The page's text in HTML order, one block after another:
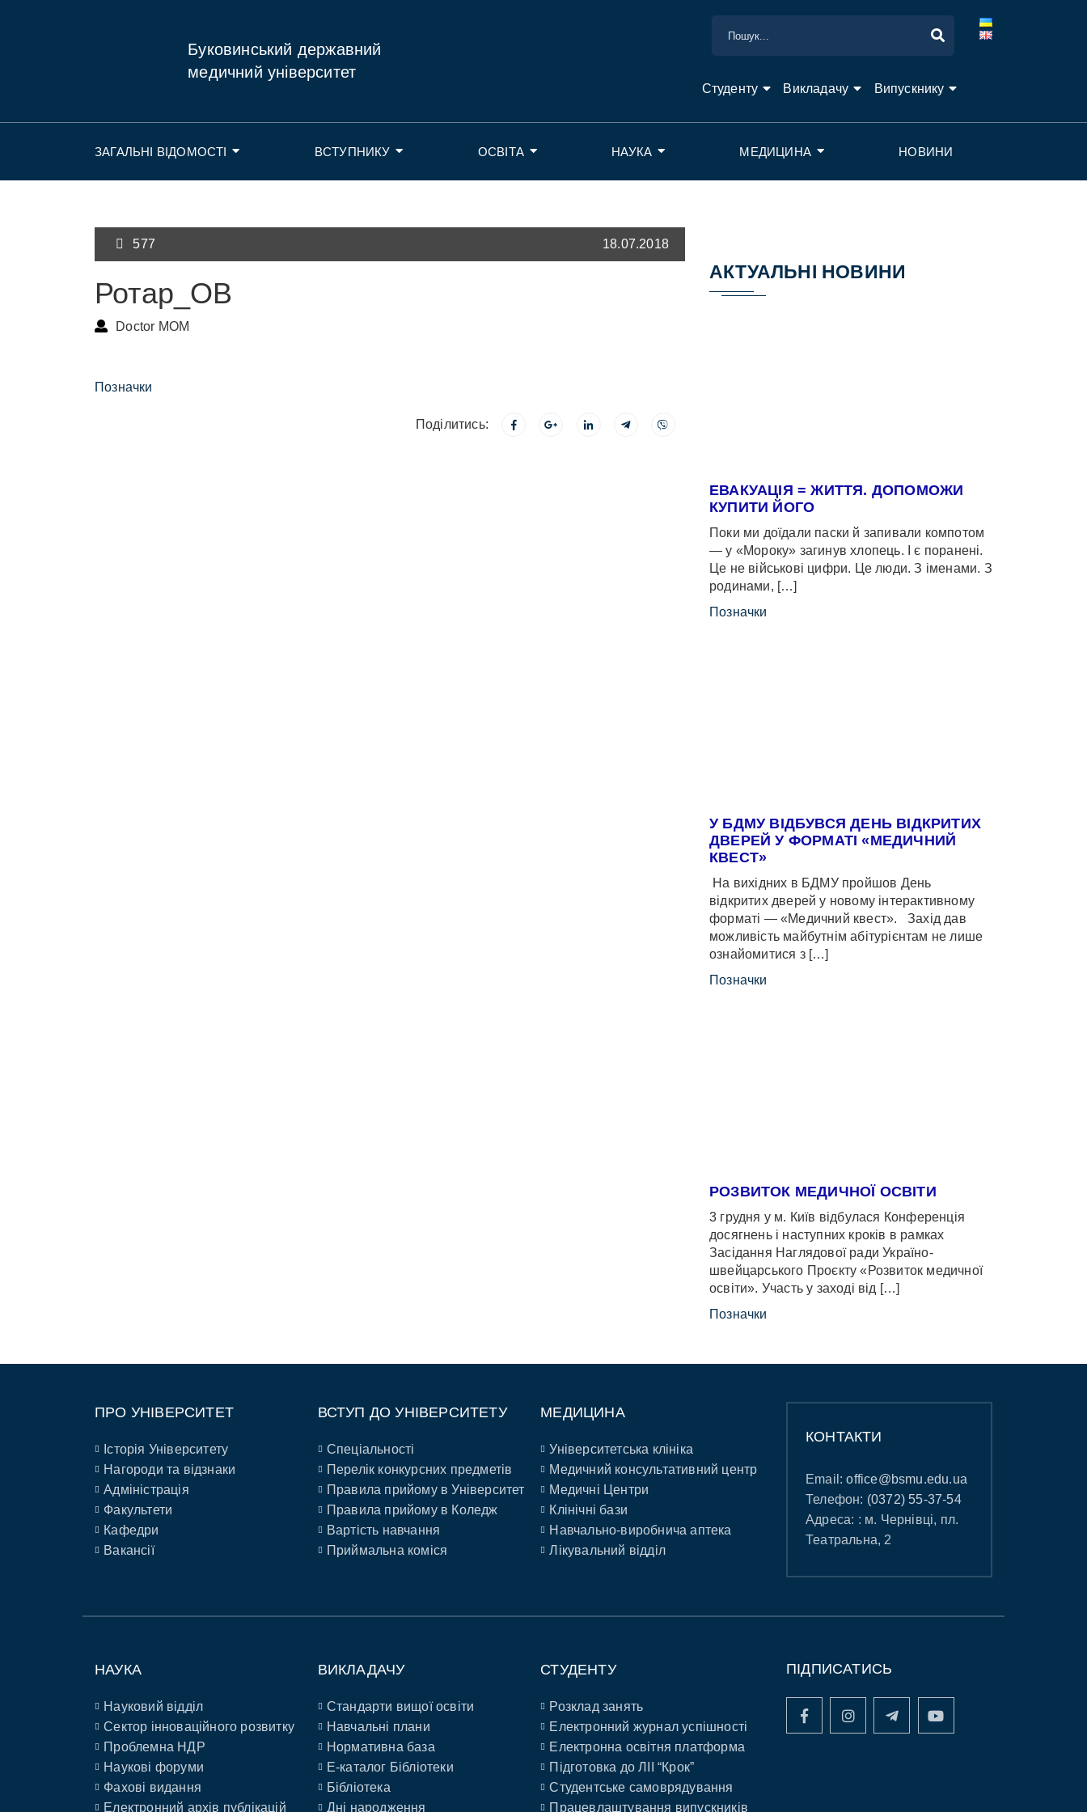
Буковинський державний
медичний університет
Студенту Викладачу Випускнику
ЗАГАЛЬНІ ВІДОМОСТІ ВСТУПНИКУ ОСВІТА НАУКА МЕДИЦИНА НОВИНИ
577 18.07.2018
Ротар_ОВ
Doctor MOM
Позначки
Поділитись:
АКТУАЛЬНІ НОВИНИ
ЕВАКУАЦІЯ = ЖИТТЯ. ДОПОМОЖИ
КУПИТИ ЙОГО
Поки ми доїдали паски й запивали компотом
— у «Мороку» загинув хлопець. І є поранені.
Це не військові цифри. Це люди. З іменами. З
родинами, […]
Позначки
У БДМУ ВІДБУВСЯ ДЕНЬ ВІДКРИТИХ
ДВЕРЕЙ У ФОРМАТІ «МЕДИЧНИЙ
КВЕСТ»
На вихідних в БДМУ пройшов День
відкритих дверей у новому інтерактивному
форматі — «Медичний квест». Захід дав
можливість майбутнім абітурієнтам не лише
ознайомитися з […]
Позначки
РОЗВИТОК МЕДИЧНОЇ ОСВІТИ
3 грудня у м. Київ відбулася Конференція
досягнень і наступних кроків в рамках
Засідання Наглядової ради Україно-
швейцарського Проєкту «Розвиток медичної
освіти». Участь у заході від […]
Позначки
ПРО УНІВЕРСИТЕТ
Історія Університету
Нагороди та відзнаки
Адміністрація
Факультети
Кафедри
Вакансії
ВСТУП ДО УНІВЕРСИТЕТУ
Спеціальності
Перелік конкурсних предметів
Правила прийому в Університет
Правила прийому в Коледж
Вартість навчання
Приймальна коміся
МЕДИЦИНА
Університетська клініка
Медичний консультативний центр
Медичні Центри
Клінічні бази
Навчально-виробнича аптека
Лікувальний відділ
КОНТАКТИ
Email:office@bsmu.edu.ua
Телефон: (0372) 55-37-54
Адреса: : м. Чернівці, пл.
Театральна, 2
НАУКА
Науковий відділ
Сектор інноваційного розвитку
Проблемна НДР
Наукові форуми
Фахові видання
Електронний архів публікацій
ВИКЛАДАЧУ
Стандарти вищої освіти
Навчальні плани
Нормативна база
E-каталог Бібліотеки
Бібліотека
Дні народження
СТУДЕНТУ
Розклад занять
Електронний журнал успішності
Електронна освітня платформа
Підготовка до ЛІІ “Крок”
Студентське самоврядування
Працевлаштування випускників
ПІДПИСАТИСЬ